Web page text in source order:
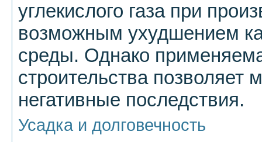
углекислого газа при
возможным ухудшением
среды. Однако
строительства позволяет
негативные последствия.
Усадка и долговечность